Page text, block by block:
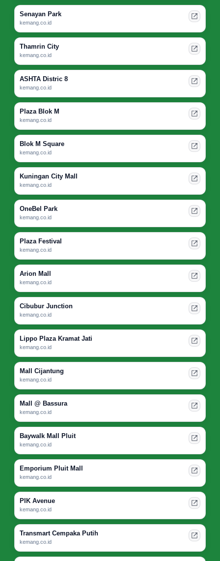
Senayan Park
kemang.co.id
Thamrin City
kemang.co.id
ASHTA Distric 8
kemang.co.id
Plaza Blok M
kemang.co.id
Blok M Square
kemang.co.id
Kuningan City Mall
kemang.co.id
OneBel Park
kemang.co.id
Plaza Festival
kemang.co.id
Arion Mall
kemang.co.id
Cibubur Junction
kemang.co.id
Lippo Plaza Kramat Jati
kemang.co.id
Mall Cijantung
kemang.co.id
Mall @ Bassura
kemang.co.id
Baywalk Mall Pluit
kemang.co.id
Emporium Pluit Mall
kemang.co.id
PIK Avenue
kemang.co.id
Transmart Cempaka Putih
kemang.co.id